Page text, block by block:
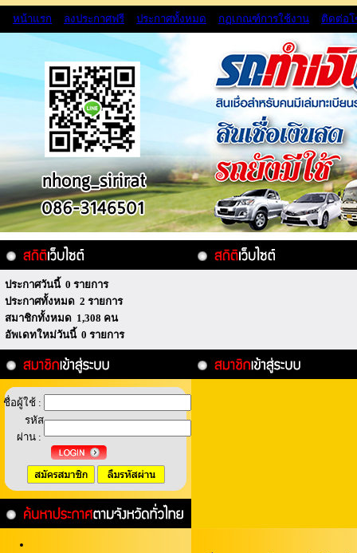
หน้าแรก ลงประกาศฟรี ประกาศทั้งหมด กฏเกณฑ์การใช้งาน ติดต่อ
ประกาศวันนี้ 0 รายการ
ประกาศทั้งหมด 2 รายการ
สมาชิกทั้งหมด 1,308 คน
อัพเดทใหม่วันนี้ 0 รายการ
ชื่อผู้ใช้ :
รหัส
ผ่าน :